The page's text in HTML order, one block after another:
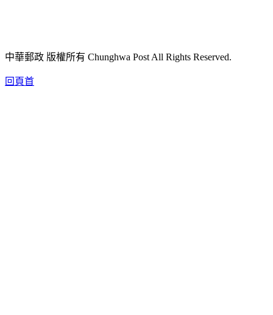
中華郵政 版權所有 Chunghwa Post All Rights Reserved.
回頁首